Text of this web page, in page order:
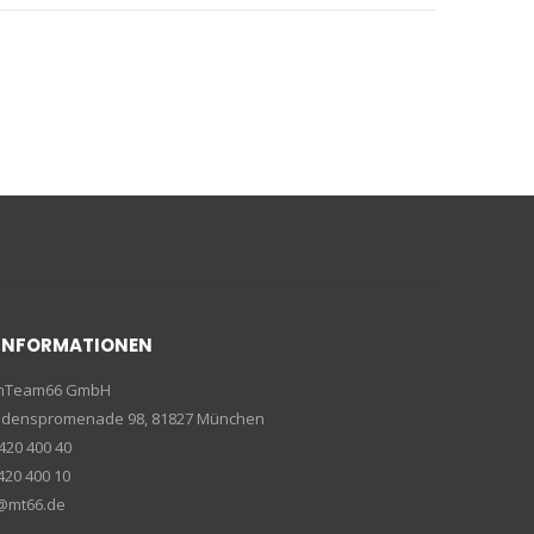
GmbH
98, 81827 München
400 40
400 10